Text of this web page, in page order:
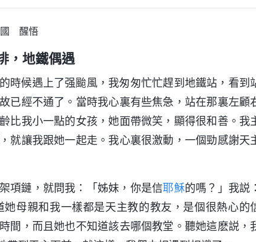
國 醒悟
，地鐵偶遇
時候遇上了强颱風，我匆匆忙忙趕到地鐵站，看到
已經不通了。當時我心裏有些焦急，站在那裏左顧
比我小一點的女孩，她面帶微笑，顯得很和善。我
就讓我跟她一起走。我心裏很激動，一個勁感謝天
項鏈，就問我：「姊妹，你是信耶穌的嗎？」我説：
母親和我一樣都是天主教的教友，是個很熱心的
間，而且她也不知道該去哪個教堂。聽她這麽説，